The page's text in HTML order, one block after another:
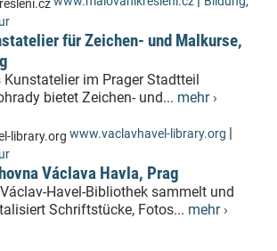
für Zeichen- und Malkurse,
Kunstatelier im Prager Stadtteil
bietet Zeichen- und... mehr ›
www.vaclavhavel-library.org |
Václava Havla, Prag
Havel-Bibliothek sammelt und
Schriftstücke, Fotos... mehr ›